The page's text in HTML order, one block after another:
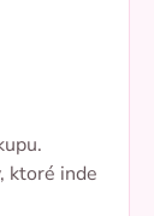
ktoré inde